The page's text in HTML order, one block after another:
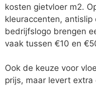
kosten gietvloer m2.
kleuraccenten,
bedrijfslogo brengen
vaak tussen €10 en
Ook de keuze voor
prijs, maar levert